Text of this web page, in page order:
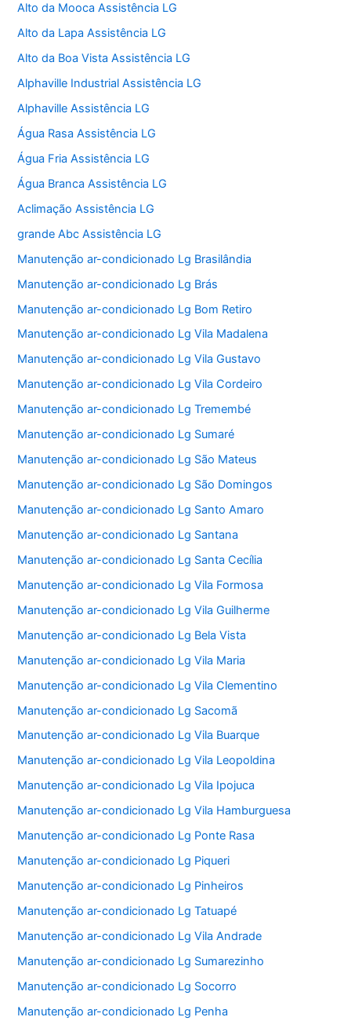
Alto da Mooca Assistência LG
Alto da Lapa Assistência LG
Alto da Boa Vista Assistência LG
Alphaville Industrial Assistência LG
Alphaville Assistência LG
Água Rasa Assistência LG
Água Fria Assistência LG
Água Branca Assistência LG
Aclimação Assistência LG
grande Abc Assistência LG
Manutenção ar-condicionado Lg Brasilândia
Manutenção ar-condicionado Lg Brás
Manutenção ar-condicionado Lg Bom Retiro
Manutenção ar-condicionado Lg Vila Madalena
Manutenção ar-condicionado Lg Vila Gustavo
Manutenção ar-condicionado Lg Vila Cordeiro
Manutenção ar-condicionado Lg Tremembé
Manutenção ar-condicionado Lg Sumaré
Manutenção ar-condicionado Lg São Mateus
Manutenção ar-condicionado Lg São Domingos
Manutenção ar-condicionado Lg Santo Amaro
Manutenção ar-condicionado Lg Santana
Manutenção ar-condicionado Lg Santa Cecília
Manutenção ar-condicionado Lg Vila Formosa
Manutenção ar-condicionado Lg Vila Guilherme
Manutenção ar-condicionado Lg Bela Vista
Manutenção ar-condicionado Lg Vila Maria
Manutenção ar-condicionado Lg Vila Clementino
Manutenção ar-condicionado Lg Sacomã
Manutenção ar-condicionado Lg Vila Buarque
Manutenção ar-condicionado Lg Vila Leopoldina
Manutenção ar-condicionado Lg Vila Ipojuca
Manutenção ar-condicionado Lg Vila Hamburguesa
Manutenção ar-condicionado Lg Ponte Rasa
Manutenção ar-condicionado Lg Piqueri
Manutenção ar-condicionado Lg Pinheiros
Manutenção ar-condicionado Lg Tatuapé
Manutenção ar-condicionado Lg Vila Andrade
Manutenção ar-condicionado Lg Sumarezinho
Manutenção ar-condicionado Lg Socorro
Manutenção ar-condicionado Lg Penha